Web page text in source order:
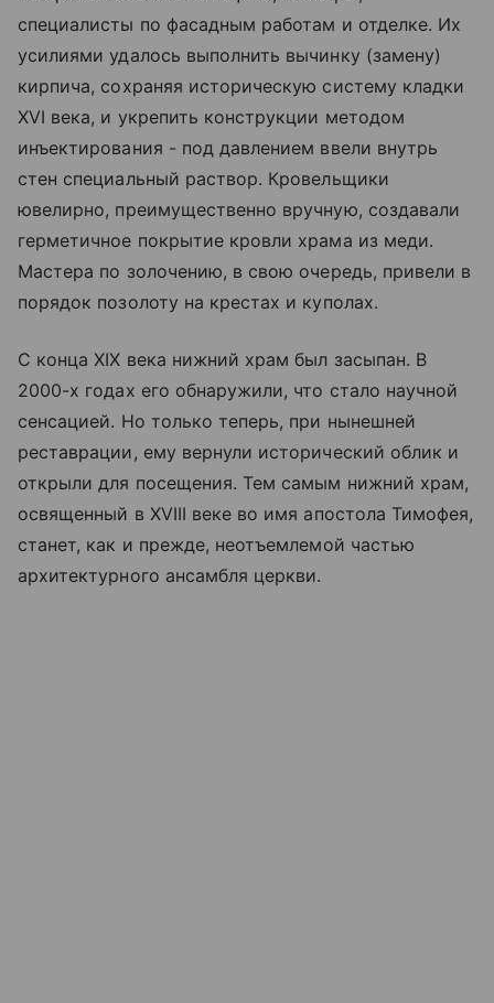
специалисты по фасадным работам и отделке. Их
усилиями удалось выполнить вычинку (замену)
кирпича, сохраняя историческую систему кладки
XVI века, и укрепить конструкции методом
инъектирования - под давлением ввели внутрь
стен специальный раствор. Кровельщики
ювелирно, преимущественно вручную, создавали
герметичное покрытие кровли храма из меди.
Мастера по золочению, в свою очередь, привели в
порядок позолоту на крестах и куполах.
С конца XIX века нижний храм был засыпан. В
2000-х годах его обнаружили, что стало научной
сенсацией. Но только теперь, при нынешней
реставрации, ему вернули исторический облик и
открыли для посещения. Тем самым нижний храм,
освященный в XVIII веке во имя апостола Тимофея,
станет, как и прежде, неотъемлемой частью
архитектурного ансамбля церкви.